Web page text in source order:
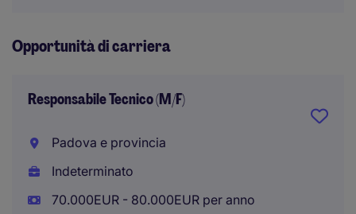
Opportunità di carriera
Responsabile Tecnico (M/F)
Padova e provincia
Indeterminato
70.000EUR - 80.000EUR per anno